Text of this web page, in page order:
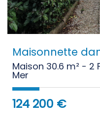
Maisonnette
Maison 30.6 m² - 2
Mer
124 200 €